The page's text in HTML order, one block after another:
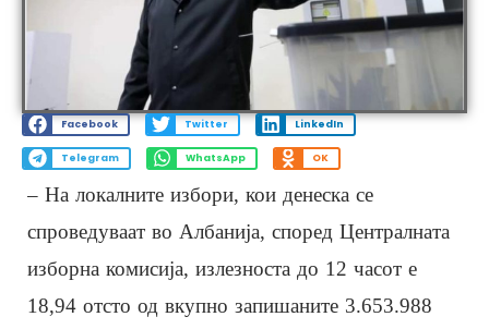
Facebook Twitter LinkedIn
Telegram WhatsApp OK
– На локалните избори, кои денеска се
спроведуваат во Албанија, според Централната
изборна комисија, излезноста до 12 часот е
18,94 отсто од вкупно запишаните 3.653.988